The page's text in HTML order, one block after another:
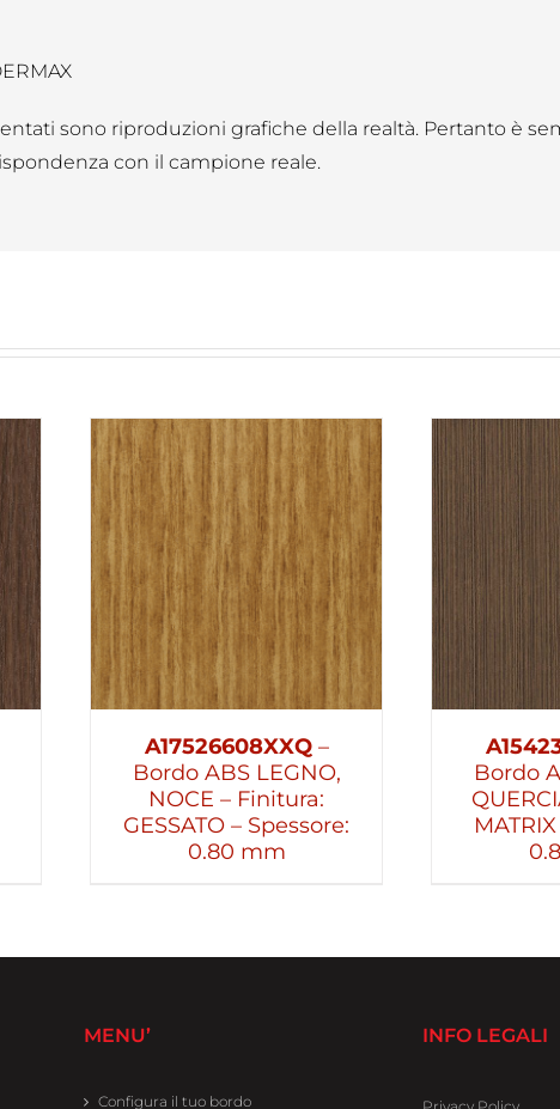
sono riproduzioni grafiche della realtà. Pertanto è
con il campione reale.
A17526608XXQ –
Bordo ABS LEGNO,
NOCE – Finitura:
GESSATO – Spessore:
0.80 mm
Bordo
MENU’
Configura il tuo bordo
INFO LEGALI